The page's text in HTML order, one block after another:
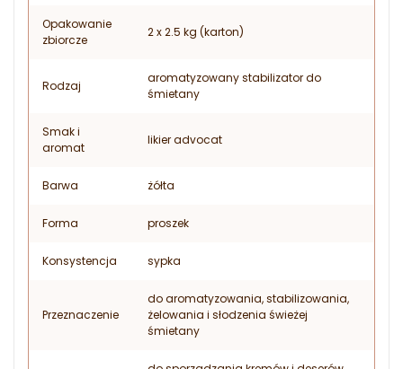
Opakowanie
zbiorcze
2 x 2.5 kg (karton)
Rodzaj
aromatyzowany stabilizator do
śmietany
Smak i
aromat
likier advocat
Barwa żółta
Forma proszek
Konsystencja sypka
Przeznaczenie
do aromatyzowania, stabilizowania,
żelowania i słodzenia świeżej
śmietany